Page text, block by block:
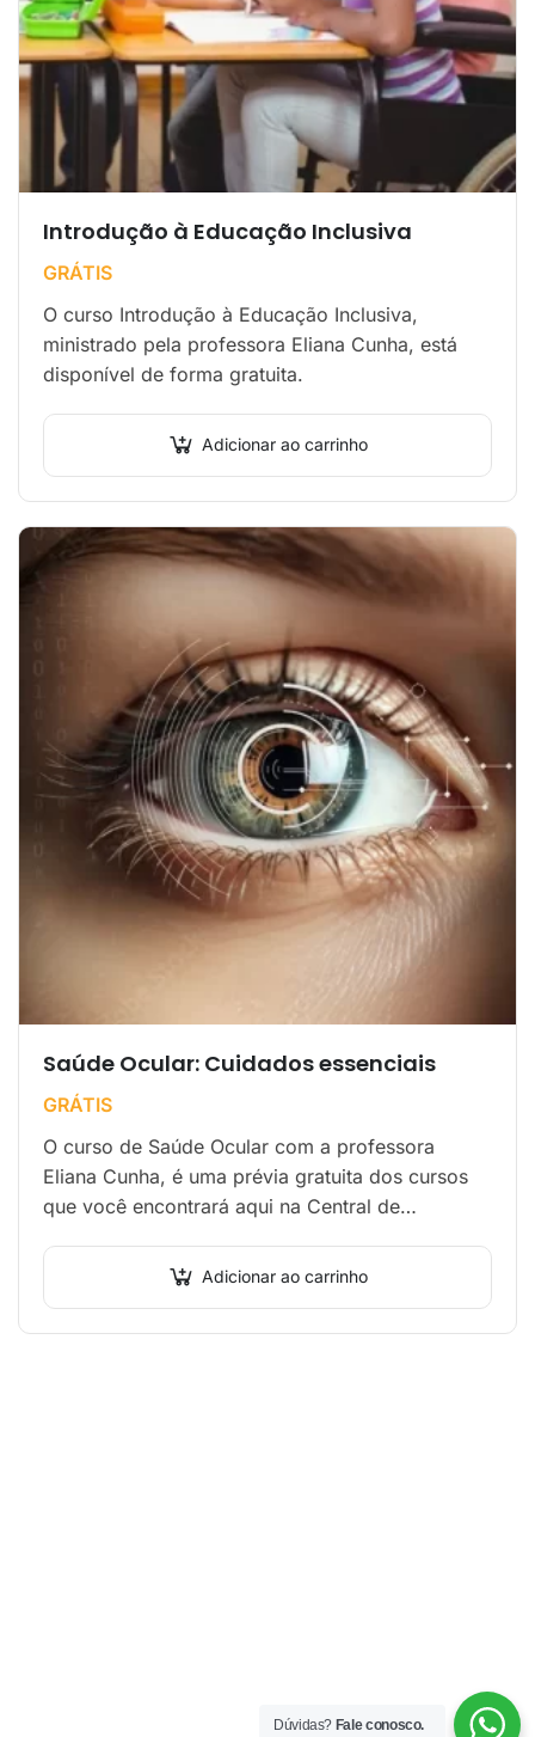
Introdução à Educação Inclusiva
GRÁTIS
O curso Introdução à Educação Inclusiva,
ministrado pela professora Eliana Cunha, está
disponível de forma gratuita.
Adicionar ao carrinho
Saúde Ocular: Cuidados essenciais
GRÁTIS
O curso de Saúde Ocular com a professora
Eliana Cunha, é uma prévia gratuita dos cursos
que você encontrará aqui na Central de
Adicionar ao carrinho
Dúvidas? Fale conosco.